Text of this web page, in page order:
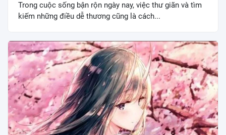
Trong cuộc sống bận rộn ngày nay, việc thư giãn và tìm
kiếm những điều dễ thương cũng là cách...